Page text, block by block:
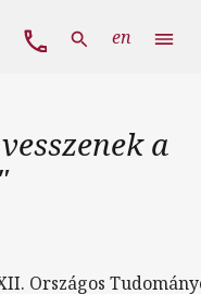
navigáció
en
a
Országos